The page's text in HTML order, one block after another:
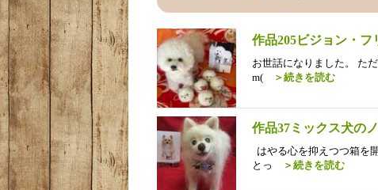
作品205ビジョン・
お世話になりました。 た
m( ＞続きを読む
作品37ミックス犬の
はやる心を抑えつつ箱を
とっ
＞続きを読む